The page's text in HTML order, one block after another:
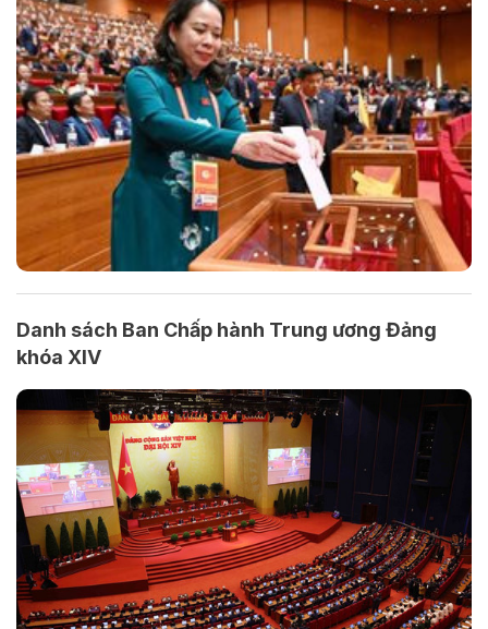
Danh sách Ban Chấp hành Trung ương Đảng
khóa XIV